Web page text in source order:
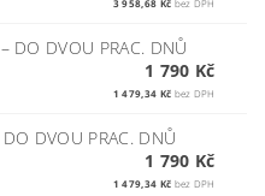
3 958,68 Kč bez DPH
– DO DVOU PRAC. DNŮ
1 790 Kč
1 479,34 Kč bez DPH
DO DVOU PRAC. DNŮ
1 790 Kč
1 479,34 Kč bez DPH